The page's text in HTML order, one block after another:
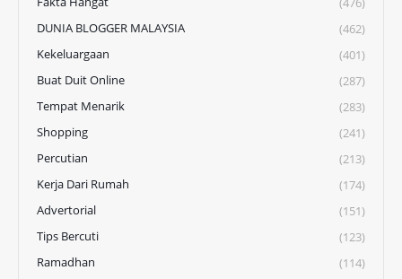
DUNIA BLOGGER MALAYSIA
(462)
Kekeluargaan
(401)
Buat Duit Online
(287)
Tempat Menarik
(283)
Shopping
(241)
Percutian
(213)
Kerja Dari Rumah
(174)
Advertorial
(151)
Tips Bercuti
(123)
Ramadhan
(114)